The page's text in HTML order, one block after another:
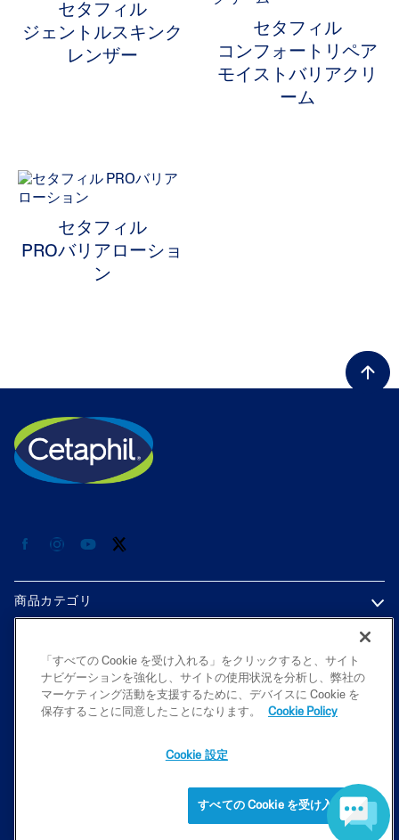
セタフィル
ジェントルスキンク
レンザー
セタフィル
コンフォートリペア
モイストバリアクリ
ーム
セタフィル
PROバリアローショ
ン
商品カテゴリ
プライバシーポリシー
2026 Galderma K.K. All rights reserved. All trademarks are the property
「すべての Cookie を受け入れる」をクリックすると、サイト
ナビゲーションを強化し、サイトの使用状況を分析し、弊社の
マーケティング活動を支援するために、デバイスに Cookie を
保存することに同意したことになります。
Cookie Policy
Cookie 設定
すべての Cookie を受け入れる